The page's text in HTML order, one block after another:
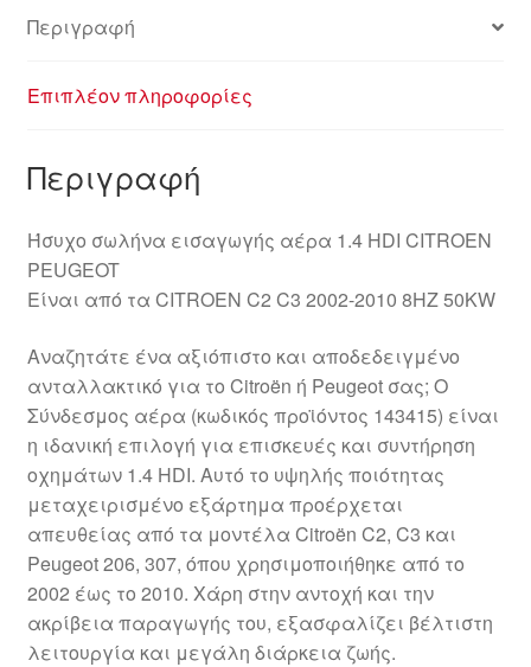
Περιγραφή
Επιπλέον πληροφορίες
Περιγραφή
Ήσυχο σωλήνα εισαγωγής αέρα 1.4 HDI CITROEN
PEUGEOT
Είναι από τα CITROEN C2 C3 2002-2010 8HZ 50KW
Αναζητάτε ένα αξιόπιστο και αποδεδειγμένο
ανταλλακτικό για το Citroën ή Peugeot σας; Ο
Σύνδεσμος αέρα (κωδικός προϊόντος 143415) είναι
η ιδανική επιλογή για επισκευές και συντήρηση
οχημάτων 1.4 HDI. Αυτό το υψηλής ποιότητας
μεταχειρισμένο εξάρτημα προέρχεται
απευθείας από τα μοντέλα Citroën C2, C3 και
Peugeot 206, 307, όπου χρησιμοποιήθηκε από το
2002 έως το 2010. Χάρη στην αντοχή και την
ακρίβεια παραγωγής του, εξασφαλίζει βέλτιστη
λειτουργία και μεγάλη διάρκεια ζωής.